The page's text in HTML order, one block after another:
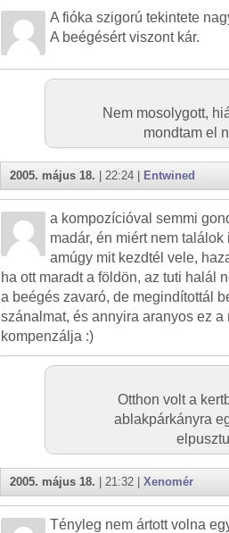
A fióka szigorú tekintete
A beégésért viszont kár.
Nem mosolygott,
mondtam el
2005. május 18. | 22:24 | Entwined
a kompozícióval semmi
madár, én miért nem
amúgy mit kezdtél vele,
ha ott maradt a földön, az tuti halál
a beégés zavaró, de megindítottál
szánalmat, és annyira aranyos ez a
kompenzálja :)
Otthon volt a
ablakpárkányra
2005. május 18. | 21:32 | Xenomér
Tényleg nem ártott volna